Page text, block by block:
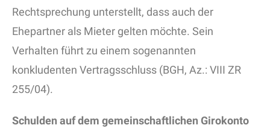
Rechtsprechung unterstellt, dass auch der
Ehepartner als Mieter gelten möchte. Sein
Verhalten führt zu einem sogenannten
konkludenten Vertragsschluss (BGH, Az.: VIII ZR
255/04).
Schulden auf dem gemeinschaftlichen Girokonto